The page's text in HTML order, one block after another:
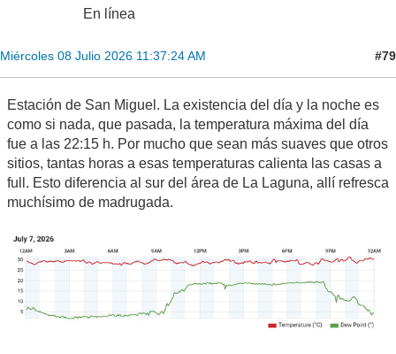
En línea
Miércoles 08 Julio 2026 11:37:24 AM #79
Estación de San Miguel. La existencia del día y la noche es
como si nada, que pasada, la temperatura máxima del día
fue a las 22:15 h. Por mucho que sean más suaves que otros
sitios, tantas horas a esas temperaturas calienta las casas a
full. Esto diferencia al sur del área de La Laguna, allí refresca
muchísimo de madrugada.